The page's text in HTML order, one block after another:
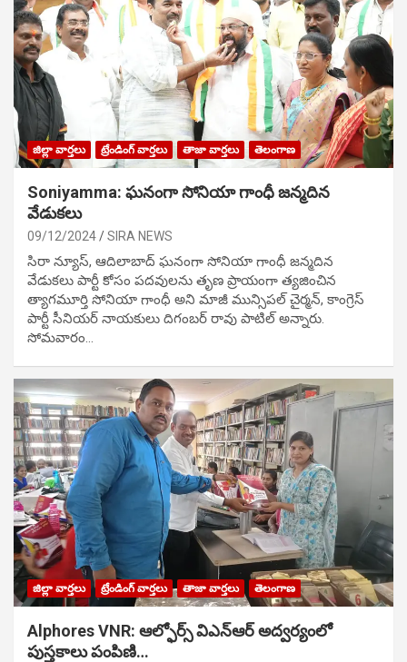
జిల్లా వార్తలు ట్రేండింగ్ వార్తలు తాజా వార్తలు తెలంగాణ
Soniyamma: ఘ‌నంగా సోనియా గాంధీ జ‌న్మ‌దిన
వేడుక‌లు
09/12/2024 SIRA NEWS
సిరా న్యూస్, ఆదిలాబాద్ ఘ‌నంగా సోనియా గాంధీ జ‌న్మ‌దిన
వేడుక‌లు పార్టీ కోసం ప‌ద‌వుల‌ను తృణ ప్రాయంగా త్య‌జించిన
త్యాగమూర్తి సోనియా గాంధీ అని మాజీ మున్సిప‌ల్ చైర్మ‌న్, కాంగ్రెస్
పార్టీ సీనియ‌ర్ నాయ‌కులు దిగంబ‌ర్ రావు పాటిల్ అన్నారు.
సోమవారం…
జిల్లా వార్తలు ట్రేండింగ్ వార్తలు తాజా వార్తలు తెలంగాణ
Alphores VNR: ఆల్ఫోర్స్ విఎన్ఆర్ అద్వర్యంలో
పుస్తకాలు పంపిణి…